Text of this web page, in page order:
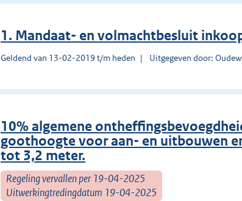
1. Mandaat- en volmachtbesluit
Geldend van 13-02-2019 t/m heden Uitgegeven door:
10% algemene
goothoogte voor aan- en uitbouwen
tot 3,2 meter.
Regeling vervallen per 19-04-2025
Uitwerkingtredingdatum 19-04-2025